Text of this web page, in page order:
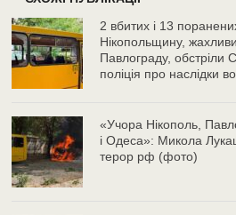
2 вбитих і 13
Нікопольщину,
Павлограду, обстріли
поліція про наслідки
«Учора Нікополь,
і Одеса»: Микола
терор рф (фото)